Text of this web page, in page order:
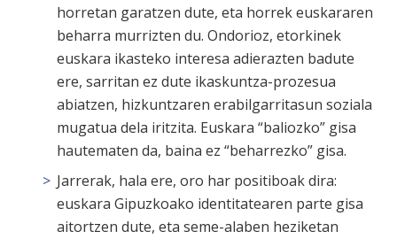
horretan garatzen dute, eta horrek euskararen
beharra murrizten du. Ondorioz, etorkinek
euskara ikasteko interesa adierazten badute
ere, sarritan ez dute ikaskuntza-prozesua
abiatzen, hizkuntzaren erabilgarritasun soziala
mugatua dela iritzita. Euskara “baliozko” gisa
hautematen da, baina ez “beharrezko” gisa.
Jarrerak, hala ere, oro har positiboak dira:
euskara Gipuzkoako identitatearen parte gisa
aitortzen dute, eta seme-alaben heziketan